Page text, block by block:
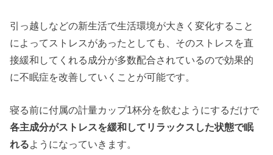
引っ越しなどの新生活で生活環境が大きく変化すること
によってストレスがあったとしても、そのストレスを直
接緩和してくれる成分が多数配合されているので効果的
に不眠症を改善していくことが可能です。
寝る前に付属の計量カップ1杯分を飲むようにするだけで
各主成分がストレスを緩和してリラックスした状態で眠
れるようになっていきます。